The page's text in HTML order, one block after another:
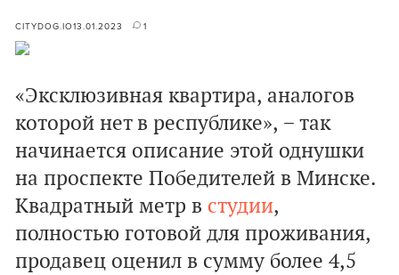
CITYDOG.IO13.01.2023 1
«Эксклюзивная квартира, аналогов
которой нет в республике», − так
начинается описание этой однушки
на проспекте Победителей в Минске.
Квадратный метр в студии,
полностью готовой для проживания,
продавец оценил в сумму более 4,5